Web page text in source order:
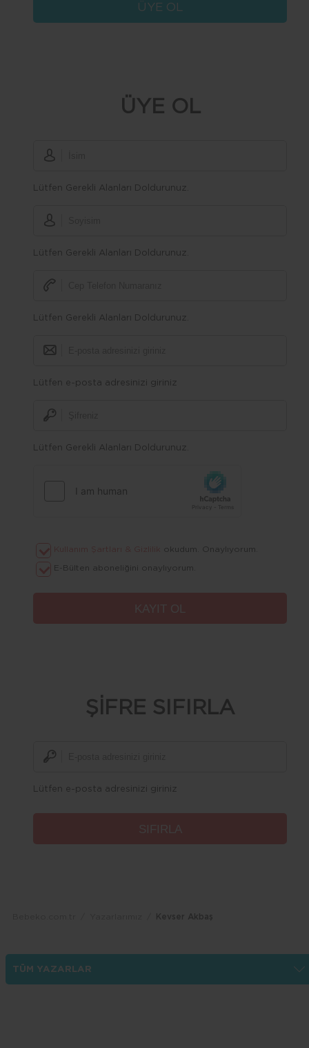
ÜYE OL
ÜYE OL
Lütfen Gerekli Alanları Doldurunuz.
Lütfen Gerekli Alanları Doldurunuz.
Lütfen Gerekli Alanları Doldurunuz.
Lütfen e-posta adresinizi giriniz
Lütfen Gerekli Alanları Doldurunuz.
okudum. Onaylıyorum.
E-Bülten aboneliğini onaylıyorum.
ŞİFRE SIFIRLA
Lütfen e-posta adresinizi giriniz